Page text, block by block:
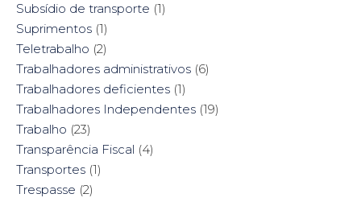
Subsídio de transporte (1)
Suprimentos (1)
Teletrabalho (2)
Trabalhadores administrativos (6)
Trabalhadores deficientes (1)
Trabalhadores Independentes (19)
Trabalho (23)
Transparência Fiscal (4)
Transportes (1)
Trespasse (2)